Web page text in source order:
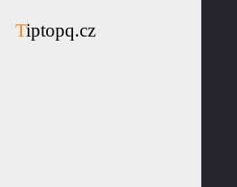
Tiptopq.cz